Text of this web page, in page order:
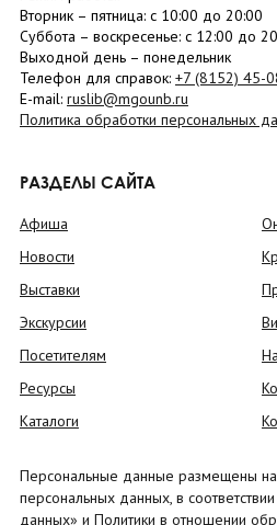
Вторник – пятница: с 10:00 до 20:00
Суббота – воскресенье: c 12:00 до
Выходной день – понедельник
Телефон для справок: +7 (8152) 45-
E-mail: ruslib@mgounb.ru
Политика обработки персональных
РАЗДЕЛЫ САЙТА
Афиша
Новости
Выставки
Экскурсии
Посетителям
Ресурсы
Каталоги
Персональные данные размещены на
персональных данных, в
данных» и Политики в отношении